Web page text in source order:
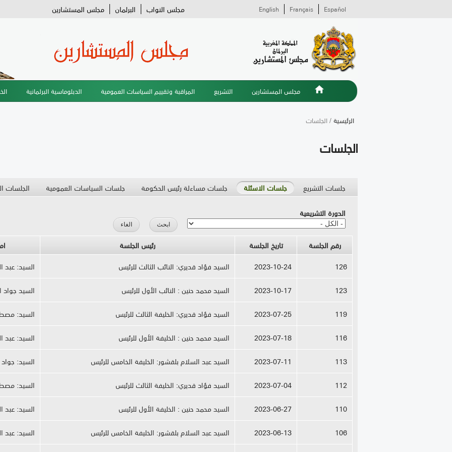
مجلس النواب البرلمان مجلس المستشارين Español
Français
English
مجلس المستشارين التشريع المراقبة وتقييم السياسات العمومية الدبلوماسية البرلمانية
الرئيسية/ الجلسات
الجلسات
جلسات التشريع جلسات الاسئلة جلسات مساءلة رئيس الحكومة جلسات السياسات العمومية
الجلسات
الدورة التشريعية
رقم الجلسة تاريخ الجلسة رئيس الجلسة
126
2023-10-24 السيد فؤاد قديري: النائب الثالث للرئيس السيد: عبد
123
2023-10-17 السيد محمد حنين : النائب الأول للرئيس السيد جواد
119
2023-07-25 السيد فؤاد قديري: الخليفة الثالث للرئيس السيد:
116
2023-07-18 السيد محمد حنين : الخليفة الأول للرئيس السيد: عبد
113
2023-07-11 السيد عبد السلام بلقشور: الخليفة الخامس للرئيس السيد: جواد
112
2023-07-04 السيد فؤاد قديري: الخليفة الثالث للرئيس السيد:
110
2023-06-27 السيد محمد حنين : الخليفة الأول للرئيس السيد: عبد
106
2023-06-13 السيد عبد السلام بلقشور: الخليفة الخامس للرئيس السيد: عبد